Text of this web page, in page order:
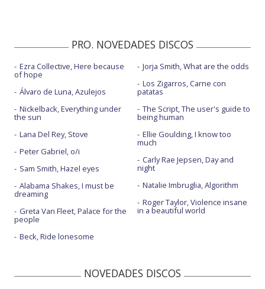
PRO. NOVEDADES DISCOS
Ezra Collective, Here because
of hope
Álvaro de Luna, Azulejos
Nickelback, Everything under
the sun
Lana Del Rey, Stove
Peter Gabriel, o/i
Sam Smith, Hazel eyes
Alabama Shakes, I must be
dreaming
Greta Van Fleet, Palace for the
people
Beck, Ride lonesome
Jorja Smith, What are the odds
Los Zigarros, Carne con
patatas
The Script, The user's guide to
being human
Ellie Goulding, I know too
much
Carly Rae Jepsen, Day and
night
Natalie Imbruglia, Algorithm
Roger Taylor, Violence insane
in a beautiful world
NOVEDADES DISCOS